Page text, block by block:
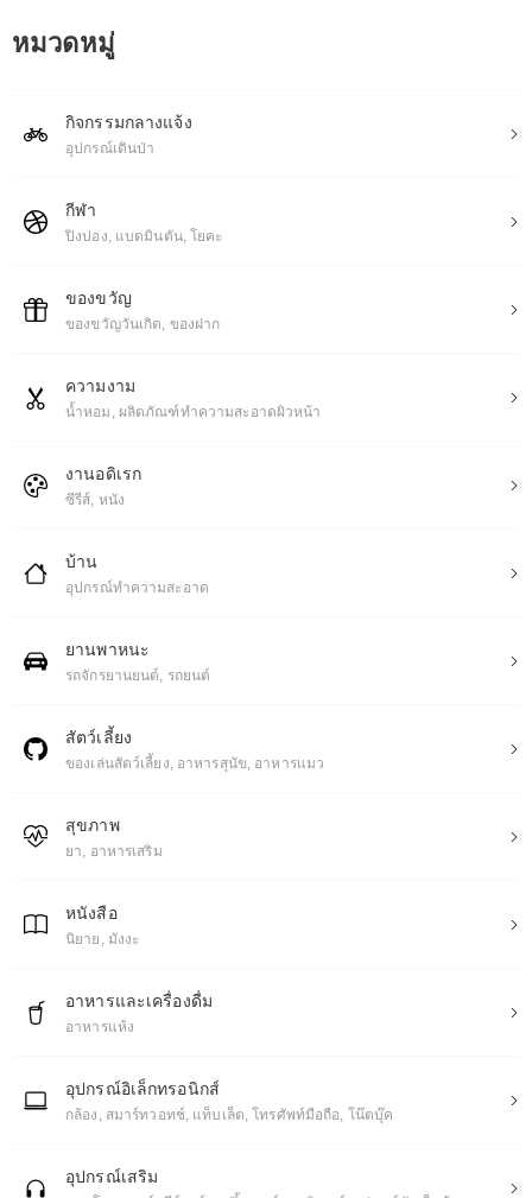
หมวดหมู่
กิจกรรมกลางแจ้ง
อุปกรณ์เดินป่า
กีฬา
ปิงปอง, แบดมินตัน, โยคะ
ของขวัญ
ของขวัญวันเกิด, ของฝาก
ความงาม
น้ำหอม, ผลิตภัณฑ์ทําความสะอาดผิวหน้า
งานอดิเรก
ซีรีส์, หนัง
บ้าน
อุปกรณ์ทำความสะอาด
ยานพาหนะ
รถจักรยานยนต์, รถยนต์
สัตว์เลี้ยง
ของเล่นสัตว์เลี้ยง, อาหารสุนัข, อาหารแมว
สุขภาพ
ยา, อาหารเสริม
หนังสือ
นิยาย, มังงะ
อาหารและเครื่องดื่ม
อาหารแห้ง
อุปกรณ์อิเล็กทรอนิกส์
กล้อง, สมาร์ทวอทช์, แท็บเล็ต, โทรศัพท์มือถือ, โน๊ตบุ๊ค
อุปกรณ์เสริม